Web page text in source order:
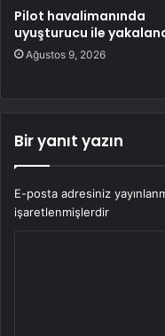
Pilot havalimanında
uyuşturucu ile
Ağustos 9, 2026
Bir yanıt yazın
E-posta adresiniz
işaretlenmişlerdir